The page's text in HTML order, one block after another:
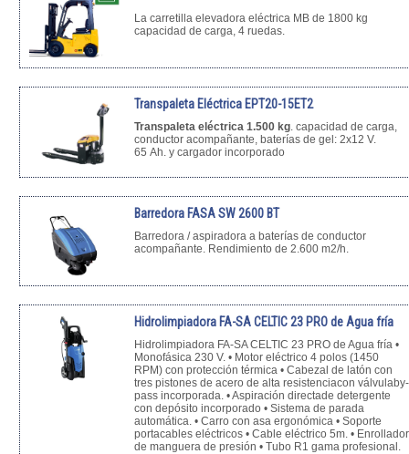
La carretilla elevadora eléctrica MB de 1800 kg
capacidad de carga, 4 ruedas.
Transpaleta Eléctrica EPT20-15ET2
Transpaleta eléctrica 1.500 kg. capacidad de carga,
conductor acompañante, baterías de gel: 2x12 V.
65 Ah. y cargador incorporado
Barredora FASA SW 2600 BT
Barredora / aspiradora a baterías de conductor
acompañante. Rendimiento de 2.600 m2/h.
Hidrolimpiadora FA-SA CELTIC 23 PRO de Agua fría
Hidrolimpiadora FA-SA CELTIC 23 PRO de Agua fría •
Monofásica 230 V. • Motor eléctrico 4 polos (1450
RPM) con protección térmica • Cabezal de latón con
tres pistones de acero de alta resistenciacon válvulaby-
pass incorporada. • Aspiración directade detergente
con depósito incorporado • Sistema de parada
automática. • Carro con asa ergonómica • Soporte
portacables eléctricos • Cable eléctrico 5m. • Enrollador
de manguera de presión • Tubo R1 gama profesional.